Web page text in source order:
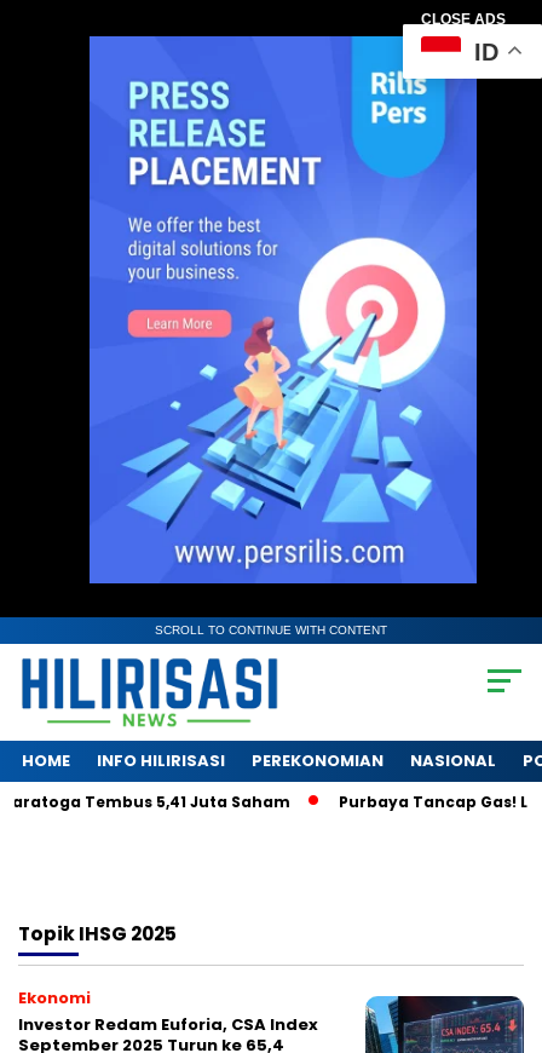
CLOSE ADS
SCROLL TO CONTINUE WITH CONTENT
HOME INFO HILIRISASI PEREKONOMIAN NASIONAL
Tembus 5,41 Juta Saham Purbaya Tancap Gas!
TopikIHSG 2025
Ekonomi
Investor Redam Euforia, CSA Index
September 2025 Turun ke 65,4
ID